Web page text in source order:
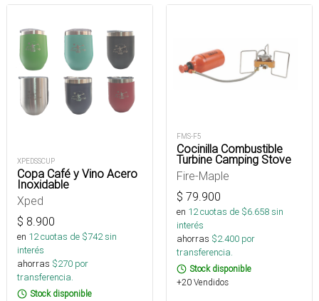
XPEDSSCUP
Copa Café y Vino Acero
Inoxidable
Xped
$ 8.900
en 12cuotas de $742sin
interés
ahorras $270 por
transferencia.
Stock disponible
FMS-F5
Cocinilla Combustible
Turbine Camping Stove
Fire-Maple
$ 79.900
en 12cuotas de $6.658sin
interés
ahorras $2.400 por
transferencia.
Stock disponible
+20 Vendidos